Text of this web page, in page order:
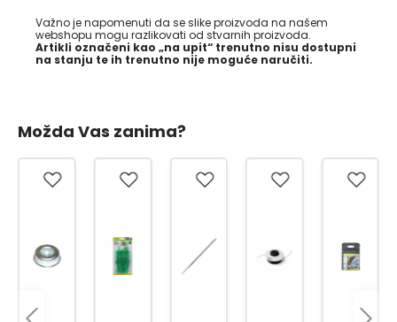
Važno je napomenuti da se slike proizvoda na našem
webshopu mogu razlikovati od stvarnih proizvoda.
Artikli označeni kao „na upit“ trenutno nisu dostupni
na stanju te ih trenutno nije moguće naručiti.
Možda Vas zanima?